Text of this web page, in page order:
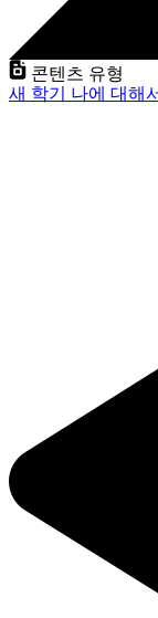
콘텐츠 유형
새 학기 나에 대해